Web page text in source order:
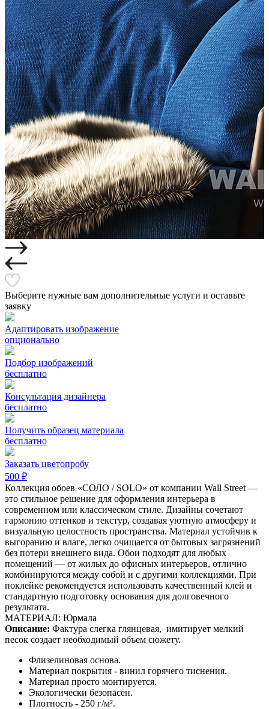
Выберите нужные вам дополнительные услуги и оставьте
заявку
Адаптировать изображение
опционально
Подбор изображений
бесплатно
Консультация дизайнера
бесплатно
Получить образец материала
бесплатно
Заказать цветопробу
500 ₽
Коллекция обоев «СОЛО / SOLO» от компании Wall Street —
это стильное решение для оформления интерьера в
современном или классическом стиле. Дизайны сочетают
гармонию оттенков и текстур, создавая уютную атмосферу и
визуальную целостность пространства. Материал устойчив к
выгоранию и влаге, легко очищается от бытовых загрязнений
без потери внешнего вида. Обои подходят для любых
помещений — от жилых до офисных интерьеров, отлично
комбинируются между собой и с другими коллекциями. При
поклейке рекомендуется использовать качественный клей и
стандартную подготовку основания для долговечного
результата.
МАТЕРИАЛ: Юрмала
Описание: Фактура слегка глянцевая, имитирует мелкий
песок создает необходимый объем сюжету.
Флизелиновая основа.
Материал покрытия - винил горячего тиснения.
Материал просто монтируется.
Экологически безопасен.
Плотность - 250 г/м².